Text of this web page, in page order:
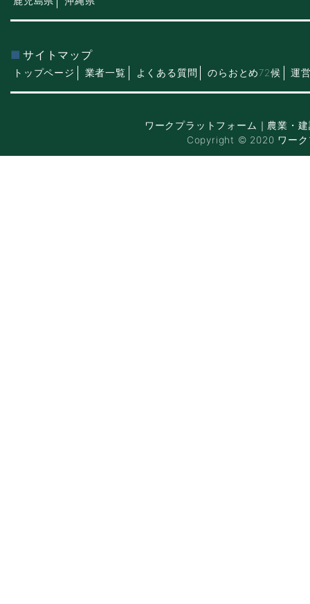
サイトマップ
トップページ 業者一覧 よくある質問 のらおとめ72候 運
ワークプラットフォーム｜農業・
Copyright © 2020 ワーク